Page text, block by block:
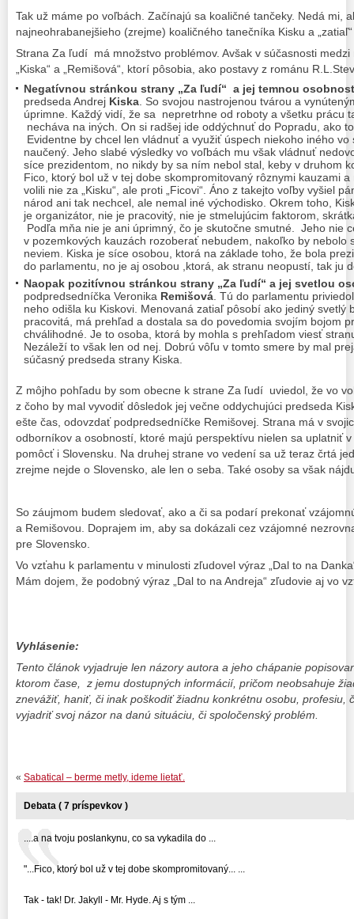
Tak už máme po voľbách. Začínajú sa koaličné tančeky. Nedá mi,
najneohrabanejšieho (zrejme) koaličného tanečníka Kisku a
Strana Za ľudí má množstvo problémov. Avšak v súčasnosti
„Kiska“ a „Remišová“, ktorí pôsobia, ako postavy z románu
Negatívnou stránkou strany „Za ľudí“ a jej temnou
predseda Andrej Kiska . So svojou nastrojenou tvárou a
úprimne. Každý vidí, že sa nepretrhne od roboty a všetku prácu
necháva na iných. On si radšej ide oddýchnuť do Popradu, ako
Evidentne by chcel len vládnuť a využiť úspech niekoho iného
naučený. Jeho slabé výsledky vo voľbách mu však vládnuť
síce prezidentom, no nikdy by sa ním nebol stal, keby v druhom
Fico, ktorý bol už v tej dobe skompromitovaný rôznymi kauzami
volili nie za „Kisku“, ale proti „Ficovi“. Áno z takejto voľby vyšiel
národ ani tak nechcel, ale nemal iné východisko. Okrem toho,
je organizátor, nie je pracovitý, nie je stmelujúcim faktorom,
Podľa mňa nie je ani úprimný, čo je skutočne smutné. Jeho nie
v pozemkových kauzách rozoberať nebudem, nakoľko by nebolo
neviem. Kiska je síce osobou, ktorá na základe toho, že bola
do parlamentu, no je aj osobou ,ktorá, ak stranu neopustí, tak ju
Naopak pozitívnou stránkou strany „Za ľudí“ a jej svetlou
podpredsedníčka Veronika Remišová . Tú do parlamentu
neho odišla ku Kiskovi. Menovaná zatiaľ pôsobí ako jediný svetlý
pracovitá, má prehľad a dostala sa do povedomia svojím bojom
chválihodné. Je to osoba, ktorá by mohla s prehľadom viesť
Nezáleží to však len od nej. Dobrú vôľu v tomto smere by mal
súčasný predseda strany Kiska.
Z môjho pohľadu by som obecne k strane Za ľudí uviedol, že vo
z čoho by mal vyvodiť dôsledok jej večne oddychujúci predseda
ešte čas, odovzdať podpredsedníčke Remišovej. Strana má v
odborníkov a osobností, ktoré majú perspektívu nielen sa uplatniť
pomôcť i Slovensku. Na druhej strane vo vedení sa už teraz črtá
zrejme nejde o Slovensko, ale len o seba. Také osoby sa však
So záujmom budem sledovať, ako a či sa podarí prekonať
a Remišovou. Doprajem im, aby sa dokázali cez vzájomné
pre Slovensko.
Vo vzťahu k parlamentu v minulosti zľudovel výraz „Dal to na
Mám dojem, že podobný výraz „Dal to na Andreja“ zľudovie aj vo
Vyhlásenie:
Tento článok vyjadruje len názory autora a jeho chápanie
ktorom čase, z jemu dostupných informácií, pričom neobsahuje
znevážiť, haniť, či inak poškodiť žiadnu konkrétnu osobu, profesiu,
vyjadriť svoj názor na danú situáciu, či spoločenský problém.
« Sabatical – berme metly, ideme lietať.
Debata ( 7 príspevkov )
....a na tvoju poslankynu, co sa vykadila do ...
"...Fico, ktorý bol už v tej dobe skompromitovaný... ...
Tak - tak! Dr. Jakyll - Mr. Hyde. Aj s tým ...